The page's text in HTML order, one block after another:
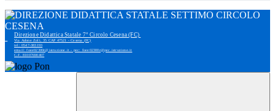
Direzione Didattica Statale 7° Circolo Cesena (FC)
Via Adone Zoli, 35 CAP 47521 - Cesena (FC)
tel: 0547-383193
email: foee02300r@istruzione.it - pec: foee02300r@pec.istruzione.it
C.F. 81007690407